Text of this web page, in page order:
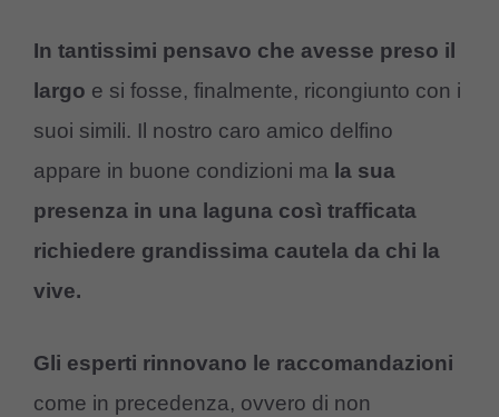
In tantissimi pensavo che avesse preso il
largo e si fosse, finalmente, ricongiunto con i
suoi simili. Il nostro caro amico delfino
appare in buone condizioni ma la sua
presenza in una laguna così trafficata
richiedere grandissima cautela da chi la
vive.
Gli esperti rinnovano le raccomandazioni
come in precedenza, ovvero di non